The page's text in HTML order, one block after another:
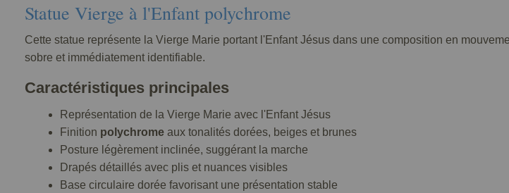
Statue Vierge à l'Enfant polychrome
Cette statue représente la Vierge Marie portant l'Enfant Jésus dans une composition en
sobre et immédiatement identifiable.
Caractéristiques principales
Représentation de la Vierge Marie avec l'Enfant Jésus
Finition polychrome aux tonalités dorées, beiges et brunes
Posture légèrement inclinée, suggérant la marche
Drapés détaillés avec plis et nuances visibles
Base circulaire dorée favorisant une présentation stable